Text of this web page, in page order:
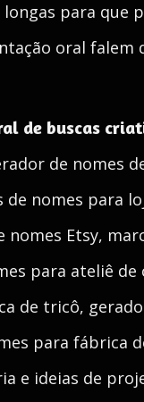
para que
oral falem
de buscas
de nomes
de nomes para
nomes Etsy,
para ateliê de
de tricô,
para fábrica
e ideias de